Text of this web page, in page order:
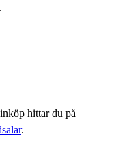
hittar du på
.